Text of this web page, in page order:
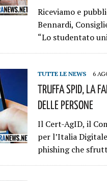
Riceviamo e
Bennardi,
“Lo studentato
TUTTE LE NEWS 6
Truffa Spid, La
Delle Persone
Il Cert-AgID, il
per l’Italia
phishing che